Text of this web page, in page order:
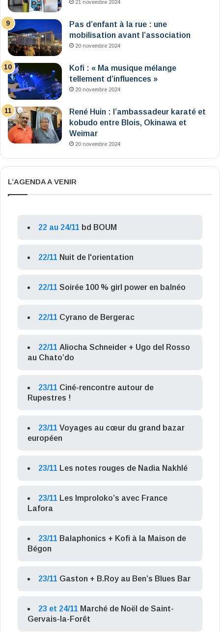
21 novembre 2024
Pas d’enfant à la rue : une
mobilisation avant l’association
20 novembre 2024
Kofi : « Ma musique mélange
tellement d’influences »
20 novembre 2024
René Huin : l’ambassadeur karaté et
kobudo entre Blois, Okinawa et
Weimar
20 novembre 2024
L’AGENDA A VENIR
22 au 24/11 bd BOUM
22/11 Nuit de l'orientation
22/11 Soirée 100 % girl power en balnéo
22/11 Cyrano de Bergerac
22/11 Aliocha Schneider + Ugo del Rosso
au Chato’do
23/11 Ciné-rencontre autour de
Rupestres !
23/11 Voyages au cœur du grand bazar
européen
23/11 Les notes rouges de Nadia Nakhlé
23/11 Les Improloko’s avec France
Lafora
23/11 Balaphonics + Kofi à la Maison de
Bégon
23/11 Gaston + B.Roy au Ben’s Blues Bar
23 et 24/11 Marché de Noël de Saint-
Gervais-la-Forêt